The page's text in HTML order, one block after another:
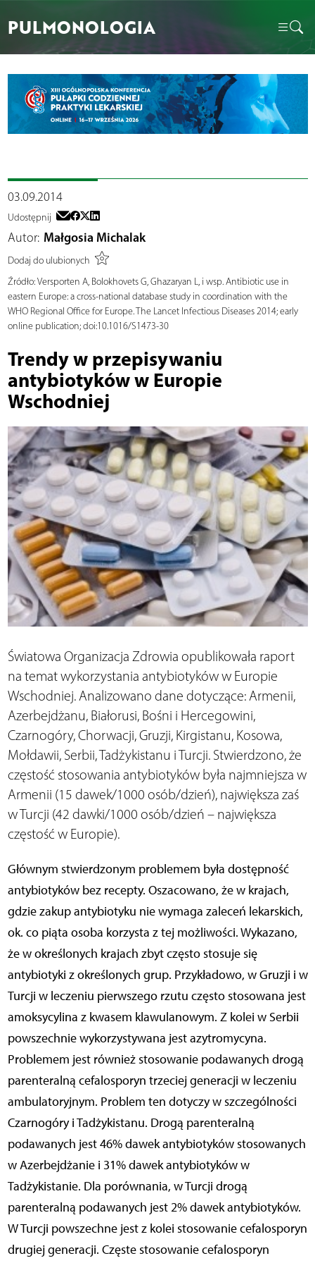
PULMONOLOGIA
03.09.2014
Udostępnij
Autor: Małgosia Michalak
Dodaj do ulubionych
Źródło:Versporten A, Bolokhovets G, Ghazaryan L, i wsp. Antibiotic use in
eastern Europe: a cross-national database study in coordination with the
WHO Regional Office for Europe. The Lancet Infectious Diseases 2014; early
online publication; doi:10.1016/S1473-30
Trendy w przepisywaniu
antybiotyków w Europie
Wschodniej
Światowa Organizacja Zdrowia opublikowała raport
na temat wykorzystania antybiotyków w Europie
Wschodniej. Analizowano dane dotyczące: Armenii,
Azerbejdżanu, Białorusi, Bośni i Hercegowini,
Czarnogóry, Chorwacji, Gruzji, Kirgistanu, Kosowa,
Mołdawii, Serbii, Tadżykistanu i Turcji. Stwierdzono, że
częstość stosowania antybiotyków była najmniejsza w
Armenii (15 dawek/1000 osób/dzień), największa zaś
w Turcji (42 dawki/1000 osób/dzień – największa
częstość w Europie).
Głównym stwierdzonym problemem była dostępność
antybiotyków bez recepty. Oszacowano, że w krajach,
gdzie zakup antybiotyku nie wymaga zaleceń lekarskich,
ok. co piąta osoba korzysta z tej możliwości. Wykazano,
że w określonych krajach zbyt często stosuje się
antybiotyki z określonych grup. Przykładowo, w Gruzji i w
Turcji w leczeniu pierwszego rzutu często stosowana jest
amoksycylina z kwasem klawulanowym. Z kolei w Serbii
powszechnie wykorzystywana jest azytromycyna.
Problemem jest również stosowanie podawanych drogą
parenteralną cefalosporyn trzeciej generacji w leczeniu
ambulatoryjnym. Problem ten dotyczy w szczególności
Czarnogóry i Tadżykistanu. Drogą parenteralną
podawanych jest 46% dawek antybiotyków stosowanych
w Azerbejdżanie i 31% dawek antybiotyków w
Tadżykistanie. Dla porównania, w Turcji drogą
parenteralną podawanych jest 2% dawek antybiotyków.
W Turcji powszechne jest z kolei stosowanie cefalosporyn
drugiej generacji. Częste stosowanie cefalosporyn